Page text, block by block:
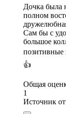
Дочка была
полном
Сам бы с
большое
👍
Общая
1
Источник